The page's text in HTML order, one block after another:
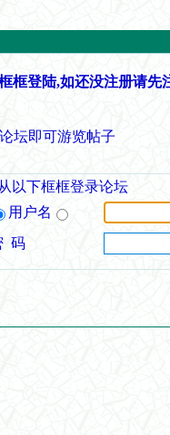
框登陆,如还没注册请先
坛即可游览帖子
以下框框登录论坛
用户名
码